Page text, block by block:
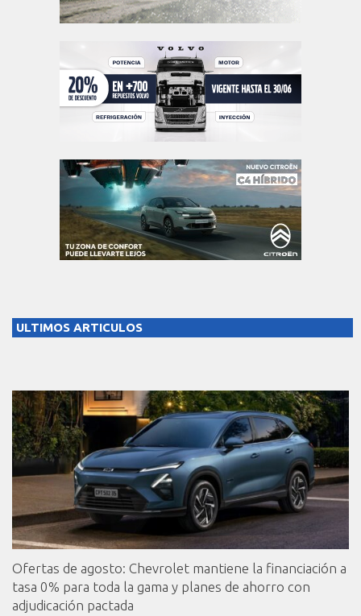
ULTIMOS ARTICULOS
Ofertas de agosto: Chevrolet mantiene la financiación a
tasa 0% para toda la gama y planes de ahorro con
adjudicación pactada